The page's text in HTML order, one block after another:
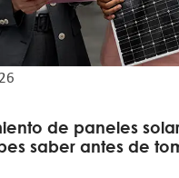
de paneles
saber antes de